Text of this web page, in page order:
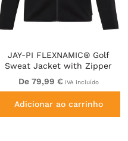
JAY-PI FLEXNAMIC® Golf
Sweat Jacket with Zipper
Black
De 79,99 € IVA incluído
Adicionar ao carrinho